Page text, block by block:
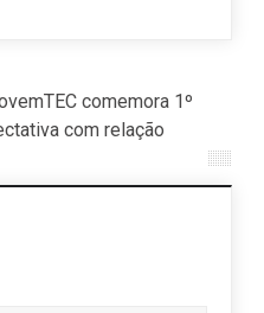
comemora 1º
com relação